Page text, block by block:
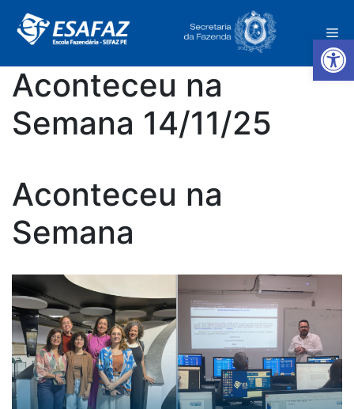
conteúdo
Aconteceu na
Semana 14/11/25
Aconteceu na
Semana